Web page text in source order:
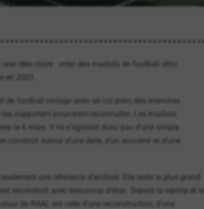
idée claire : créer des maillots de football rétro
2003.
de football vintage avec un col polo, des manches
supporters pourraient reconnaître. Les maillots
le 6 mars. Il ne s’agissait donc pas d’une simple
construit autour d’une date, d’un souvenir et d’une
une référence d’archive. Elle reste le plus grand
reconstruit avec beaucoup d’élan. Depuis la reprise et la
de RAAL est celle d’une reconstruction, d’une